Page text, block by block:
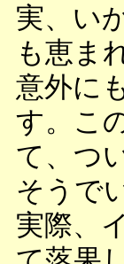
実、い
も恵ま
意外に
す。こ
て、つ
そうで
実際、